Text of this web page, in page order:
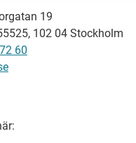
19
102 04 Stockholm
60